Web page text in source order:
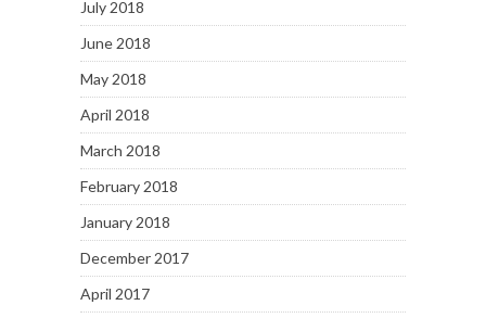
July 2018
June 2018
May 2018
April 2018
March 2018
February 2018
January 2018
December 2017
April 2017